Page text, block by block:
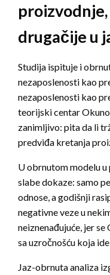
drugačije u
Studija ispituje i
nezaposlenosti kao
nezaposlenosti kao
teorijski centar
zanimljivo: pita da li
predviđa kretanja
U obrnutom modelu
slabe dokaze: samo
odnose, a godišnji
negativne veze u
neiznenađujuće, jer
sa uzročnošću koja
Jaz-obrnuta analiza